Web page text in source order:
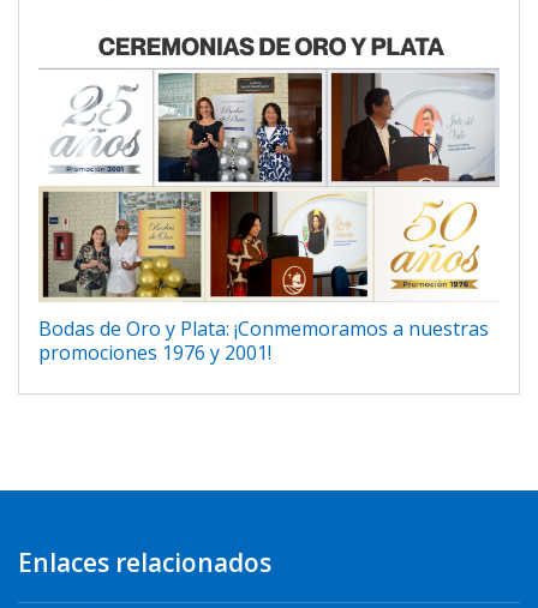
Bodas de Oro y Plata: ¡Conmemoramos a nuestras
promociones 1976 y 2001!
Enlaces relacionados